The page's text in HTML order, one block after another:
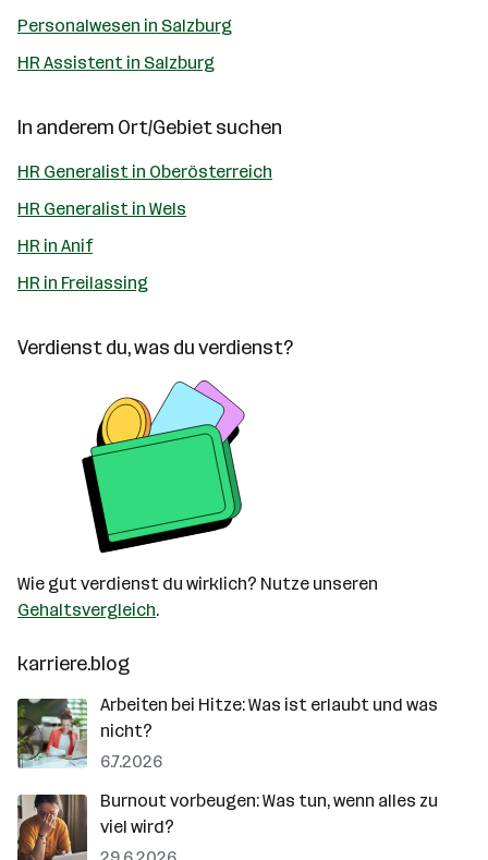
Personalwesen in Salzburg
HR Assistent in Salzburg
In anderem Ort/Gebiet suchen
HR Generalist in Oberösterreich
HR Generalist in Wels
HR in Anif
HR in Freilassing
Verdienst du, was du verdienst?
Wie gut verdienst du wirklich? Nutze unseren
Gehaltsvergleich.
karriere.blog
Arbeiten bei Hitze: Was ist erlaubt und was
nicht?
6.7.2026
Burnout vorbeugen: Was tun, wenn alles zu
viel wird?